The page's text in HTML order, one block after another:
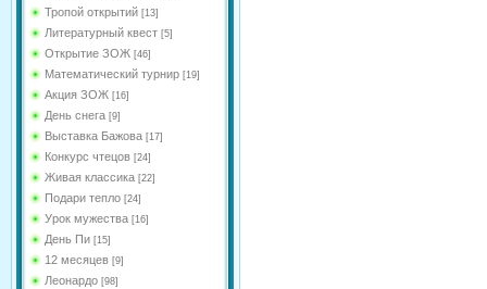
Тропой открытий [13]
Литературный квест [5]
Открытие ЗОЖ [46]
Математический турнир [19]
Акция ЗОЖ [16]
День снега [9]
Выставка Бажова [17]
Конкурс чтецов [24]
Живая классика [22]
Подари тепло [24]
Урок мужества [16]
День Пи [15]
12 месяцев [9]
Леонардо [98]